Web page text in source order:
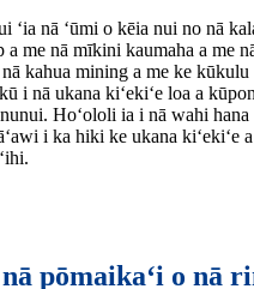
ʻia nā ʻūmi o kēia nui no nā
a me nā mīkini kaumaha a me
kahua mining a me ke
i nā ukana kiʻekiʻe loa a
Hoʻololi ia i nā wahi hana
i ka hiki ke ukana kiʻekiʻe
pōmaikaʻi o nā